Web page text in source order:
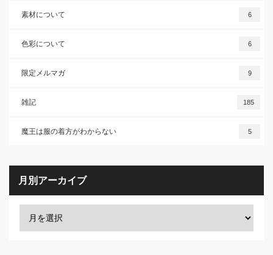
素材について 6
色彩について 6
限定メルマガ 9
雑記 185
魔王は服の着方がわからない 5
月別アーカイブ